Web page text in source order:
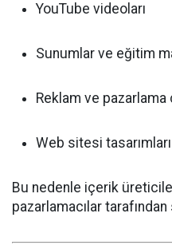
YouTube videoları
Sunumlar ve eğitim
Reklam ve pazarlama
Web sitesi tasarımları
Bu nedenle içerik
pazarlamacılar